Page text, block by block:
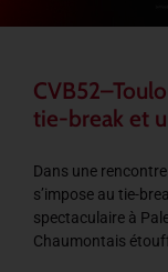
tie-break et
Dans une
s’impose au tie-
spectaculaire à
Chaumontais